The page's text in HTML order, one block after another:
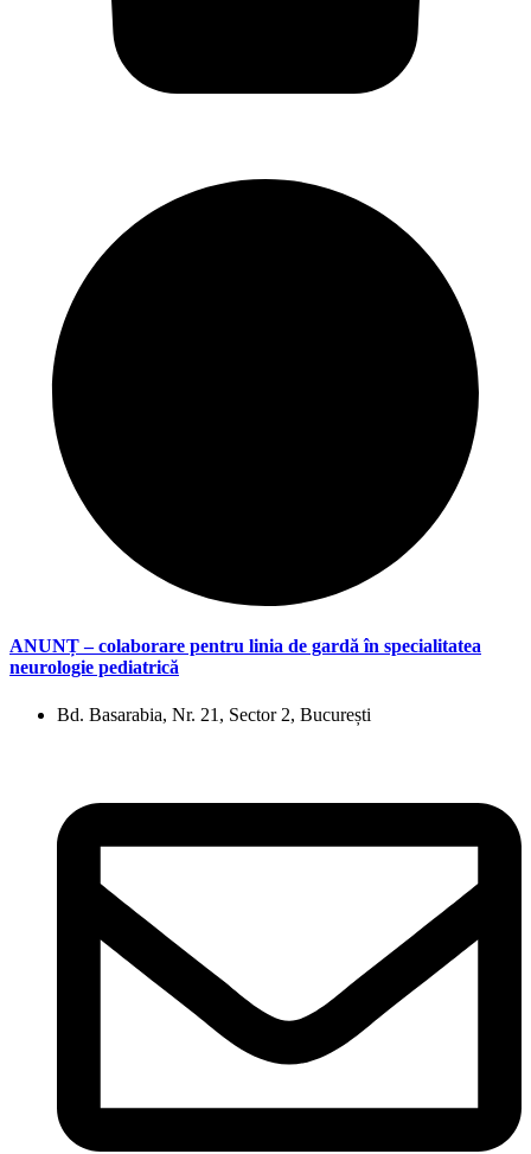
ANUNȚ – colaborare pentru linia de gardă în specialitatea
neurologie pediatrică
Bd. Basarabia, Nr. 21, Sector 2, București